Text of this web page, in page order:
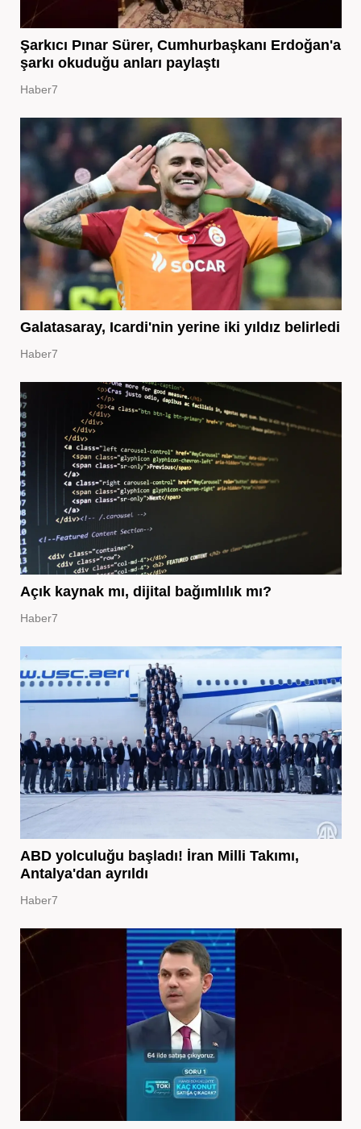
Şarkıcı Pınar Sürer, Cumhurbaşkanı Erdoğan'a
şarkı okuduğu anları paylaştı
Haber7
Galatasaray, Icardi'nin yerine iki yıldız belirledi
Haber7
Açık kaynak mı, dijital bağımlılık mı?
Haber7
ABD yolculuğu başladı! İran Milli Takımı,
Antalya'dan ayrıldı
Haber7